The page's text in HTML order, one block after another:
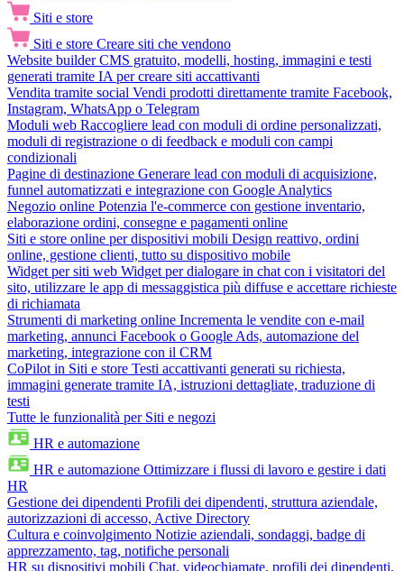
Siti e store
Siti e store Creare siti che vendono
Website builder CMS gratuito, modelli, hosting, immagini e testi
generati tramite IA per creare siti accattivanti
Vendita tramite social Vendi prodotti direttamente tramite Facebook,
Instagram, WhatsApp o Telegram
Moduli web Raccogliere lead con moduli di ordine personalizzati,
moduli di registrazione o di feedback e moduli con campi
condizionali
Pagine di destinazione Generare lead con moduli di acquisizione,
funnel automatizzati e integrazione con Google Analytics
Negozio online Potenzia l'e-commerce con gestione inventario,
elaborazione ordini, consegne e pagamenti online
Siti e store online per dispositivi mobili Design reattivo, ordini
online, gestione clienti, tutto su dispositivo mobile
Widget per siti web Widget per dialogare in chat con i visitatori del
sito, utilizzare le app di messaggistica più diffuse e accettare richieste
di richiamata
Strumenti di marketing online Incrementa le vendite con e-mail
marketing, annunci Facebook o Google Ads, automazione del
marketing, integrazione con il CRM
CoPilot in Siti e store Testi accattivanti generati su richiesta,
immagini generate tramite IA, istruzioni dettagliate, traduzione di
testi
Tutte le funzionalità per Siti e negozi
HR e automazione
HR e automazione Ottimizzare i flussi di lavoro e gestire i dati
HR
Gestione dei dipendenti Profili dei dipendenti, struttura aziendale,
autorizzazioni di accesso, Active Directory
Cultura e coinvolgimento Notizie aziendali, sondaggi, badge di
apprezzamento, tag, notifiche personali
HR su dispositivi mobili Chat, videochiamate, profili dei dipendenti,